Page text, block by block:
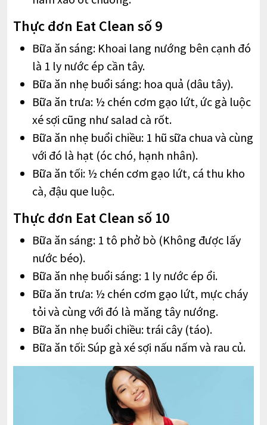
Thực đơn Eat Clean số 9
Bữa ăn sáng: Khoai lang nướng bên cạnh đó
là 1 ly nước ép cần tây.
Bữa ăn nhẹ buổi sáng: hoa quả (dâu tây).
Bữa ăn trưa: ½ chén cơm gạo lứt, ức gà luộc
xé sợi cũng như salad cà rốt.
Bữa ăn nhẹ buổi chiều: 1 hũ sữa chua và cùng
với đó là hạt (óc chó, hạnh nhân).
Bữa ăn tối: ½ chén cơm gạo lứt, cá thu kho
cà, đậu que luộc.
Thực đơn Eat Clean số 10
Bữa ăn sáng: 1 tô phở bò (Không được lấy
nước béo).
Bữa ăn nhẹ buổi sáng: 1 ly nước ép ổi.
Bữa ăn trưa: ½ chén cơm gạo lứt, mực cháy
tỏi và cùng với đó là măng tây nướng.
Bữa ăn nhẹ buổi chiều: trái cây (táo).
Bữa ăn tối: Súp gà xé sợi nấu nấm và rau củ.